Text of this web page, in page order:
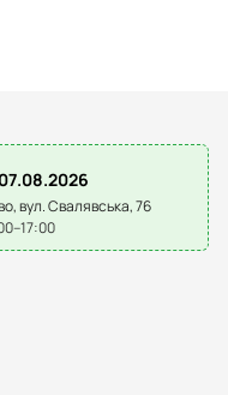
вул. Свалявська, 76